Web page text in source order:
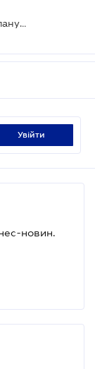
Нові вимоги до роботодавців: в Україні планують посилити захист прав осіб з інвалідністю
увійти
новин.